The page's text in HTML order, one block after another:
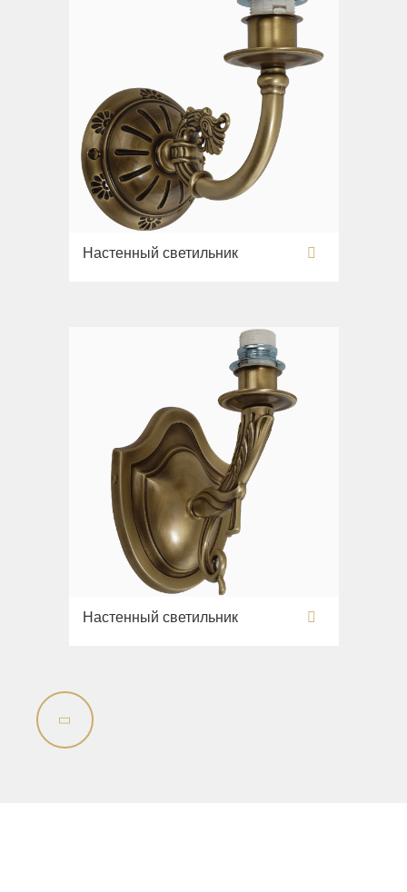
Настенный светильник
Настенный светильник